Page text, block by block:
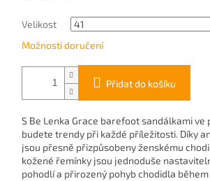
Velikost
Možnosti doručení
Přidat do košíku
S Be Lenka Grace barefoot sandálkami ve
budete trendy při každé příležitosti. Díky
jsou přesně přizpůsobeny ženskému
kožené řemínky jsou jednoduše
pohodlí a přirozený pohyb chodidla